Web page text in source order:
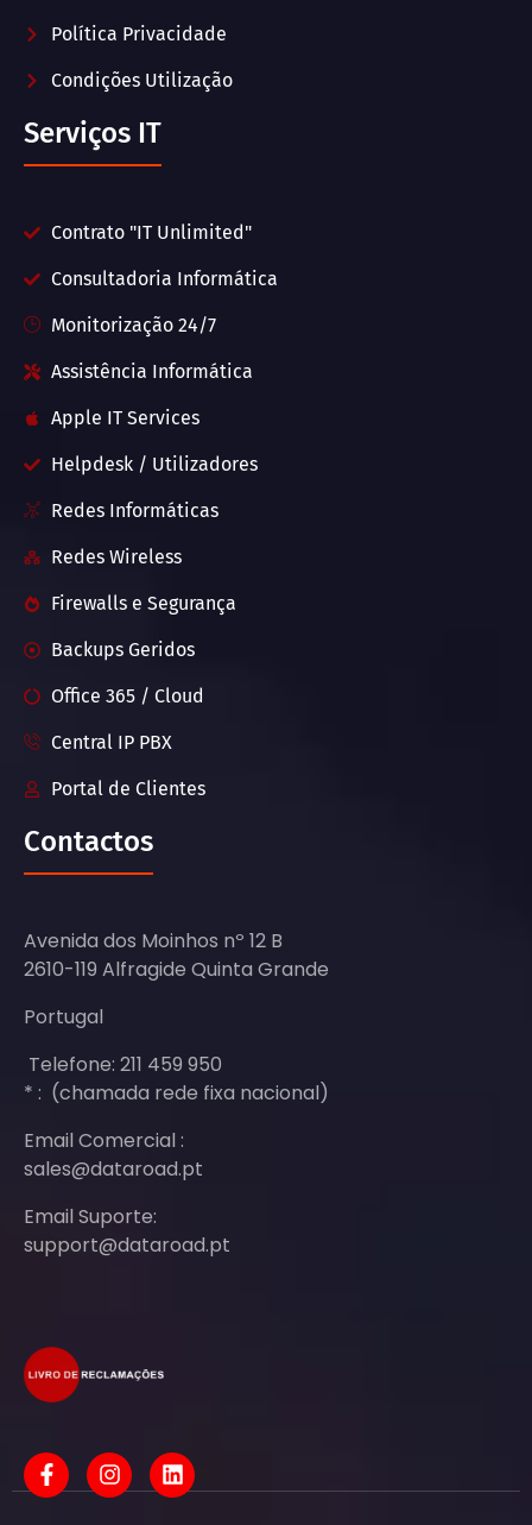
Política Privacidade
Condições Utilização
Serviços IT
Contrato "IT Unlimited"
Consultadoria Informática
Monitorização 24/7
Assistência Informática
Apple IT Services
Helpdesk / Utilizadores
Redes Informáticas
Redes Wireless
Firewalls e Segurança
Backups Geridos
Office 365 / Cloud
Central IP PBX
Portal de Clientes
Contactos
Avenida dos Moinhos nº 12 B
2610-119 Alfragide Quinta Grande
Portugal
Telefone: 211 459 950
* : (chamada rede fixa nacional)
Email Comercial :
sales@dataroad.pt
Email Suporte:
support@dataroad.pt